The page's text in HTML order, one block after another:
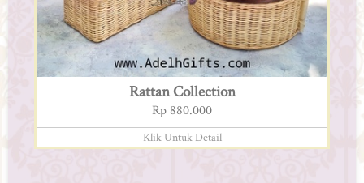
Rattan Collection
Rp 880.000
Klik Untuk Detail